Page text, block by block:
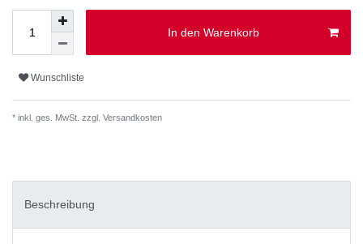
In den Warenkorb
Wunschliste
* inkl. ges. MwSt. zzgl. Versandkosten
Beschreibung